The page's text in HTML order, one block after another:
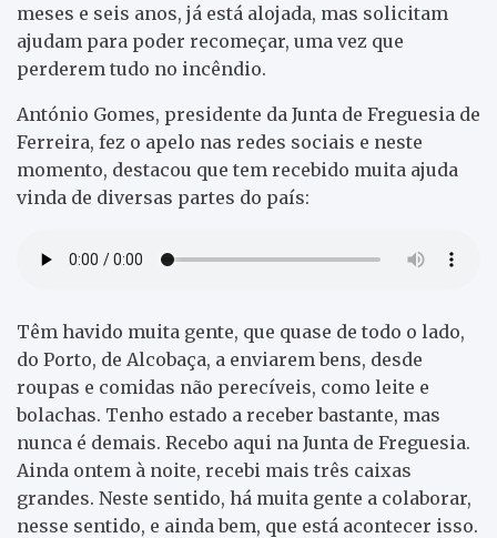
meses e seis anos, já está alojada, mas solicitam
ajudam para poder recomeçar, uma vez que
perderem tudo no incêndio.
António Gomes, presidente da Junta de Freguesia de
Ferreira, fez o apelo nas redes sociais e neste
momento, destacou que tem recebido muita ajuda
vinda de diversas partes do país:
Têm havido muita gente, que quase de todo o lado,
do Porto, de Alcobaça, a enviarem bens, desde
roupas e comidas não perecíveis, como leite e
bolachas. Tenho estado a receber bastante, mas
nunca é demais. Recebo aqui na Junta de Freguesia.
Ainda ontem à noite, recebi mais três caixas
grandes. Neste sentido, há muita gente a colaborar,
nesse sentido, e ainda bem, que está acontecer isso.